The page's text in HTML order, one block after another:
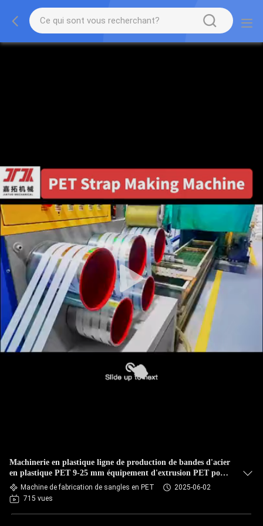
Machinerie en plastique ligne de production de bandes d'acier
en plastique PET 9-25 mm équipement d'extrusion PET pour
la production de flocons de bouteille à 100%
Machine de fabrication de sangles en PET
2025-06-02
715 vues